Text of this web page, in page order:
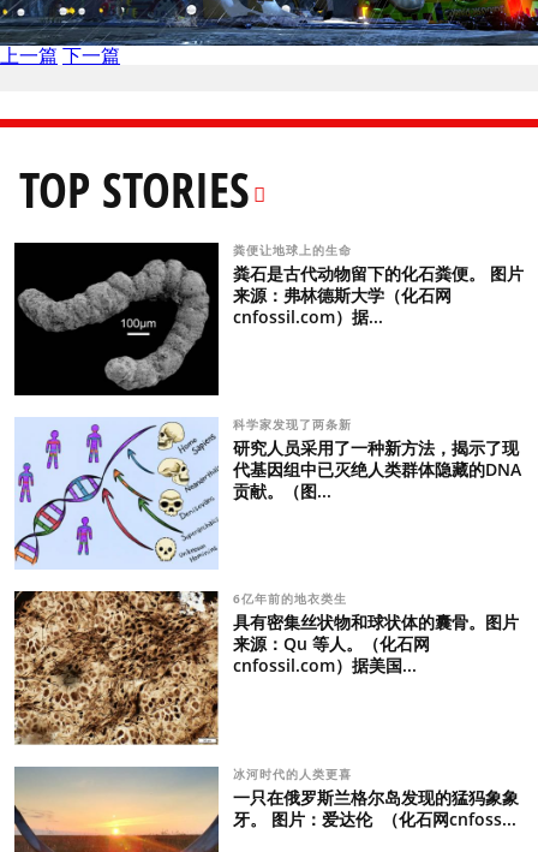
上一篇 下一篇
TOP STORIES
粪便让地球上的生命
粪石是古代动物留下的化石粪便。 图片
来源：弗林德斯大学（化石网
cnfossil.com）据...
科学家发现了两条新
研究人员采用了一种新方法，揭示了现
代基因组中已灭绝人类群体隐藏的DNA
贡献。（图...
6亿年前的地衣类生
具有密集丝状物和球状体的囊骨。图片
来源：Qu 等人。（化石网
cnfossil.com）据美国...
冰河时代的人类更喜
一只在俄罗斯兰格尔岛发现的猛犸象象
牙。 图片：爱达伦 （化石网cnfoss...